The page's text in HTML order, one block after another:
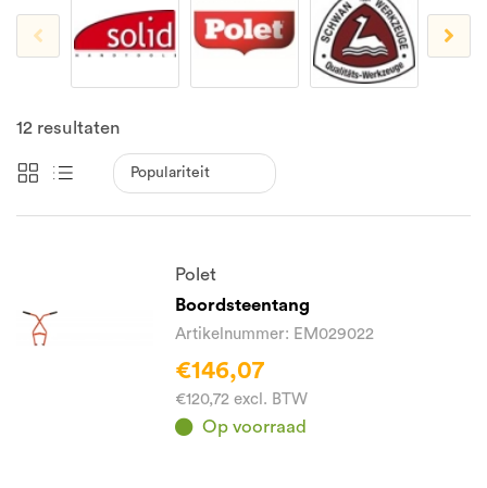
12 resultaten
Polet
Boordsteentang
Artikelnummer: EM029022
€146,07
€120,72 excl. BTW
Op voorraad